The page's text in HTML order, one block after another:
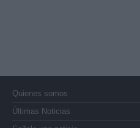
Quienes somos
Últimas Noticias